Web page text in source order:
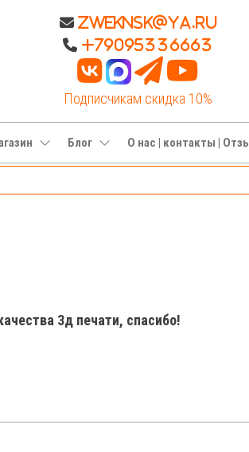
Zweknsk@ya.ru
+79095336663
Подписчикам скидка 10%
Блог О нас | контакты |
3д печати, спасибо!